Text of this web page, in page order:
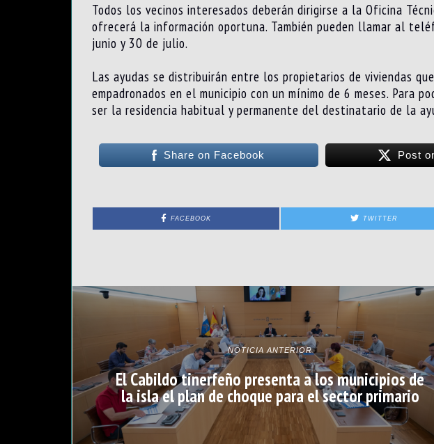
Todos los vecinos interesados deberán dirigirse a la Oficina
ofrecerá la información oportuna. También pueden llamar al
junio y 30 de julio.
Las ayudas se distribuirán entre los propietarios de viviendas
empadronados en el municipio con un mínimo de 6 meses. Para
ser la residencia habitual y permanente del destinatario de la
Share on Facebook Post
FACEBOOK TWITTER
NOTICIA ANTERIOR
El Cabildo tinerfeño presenta a los municipios de
la isla el plan de choque para el sector primario